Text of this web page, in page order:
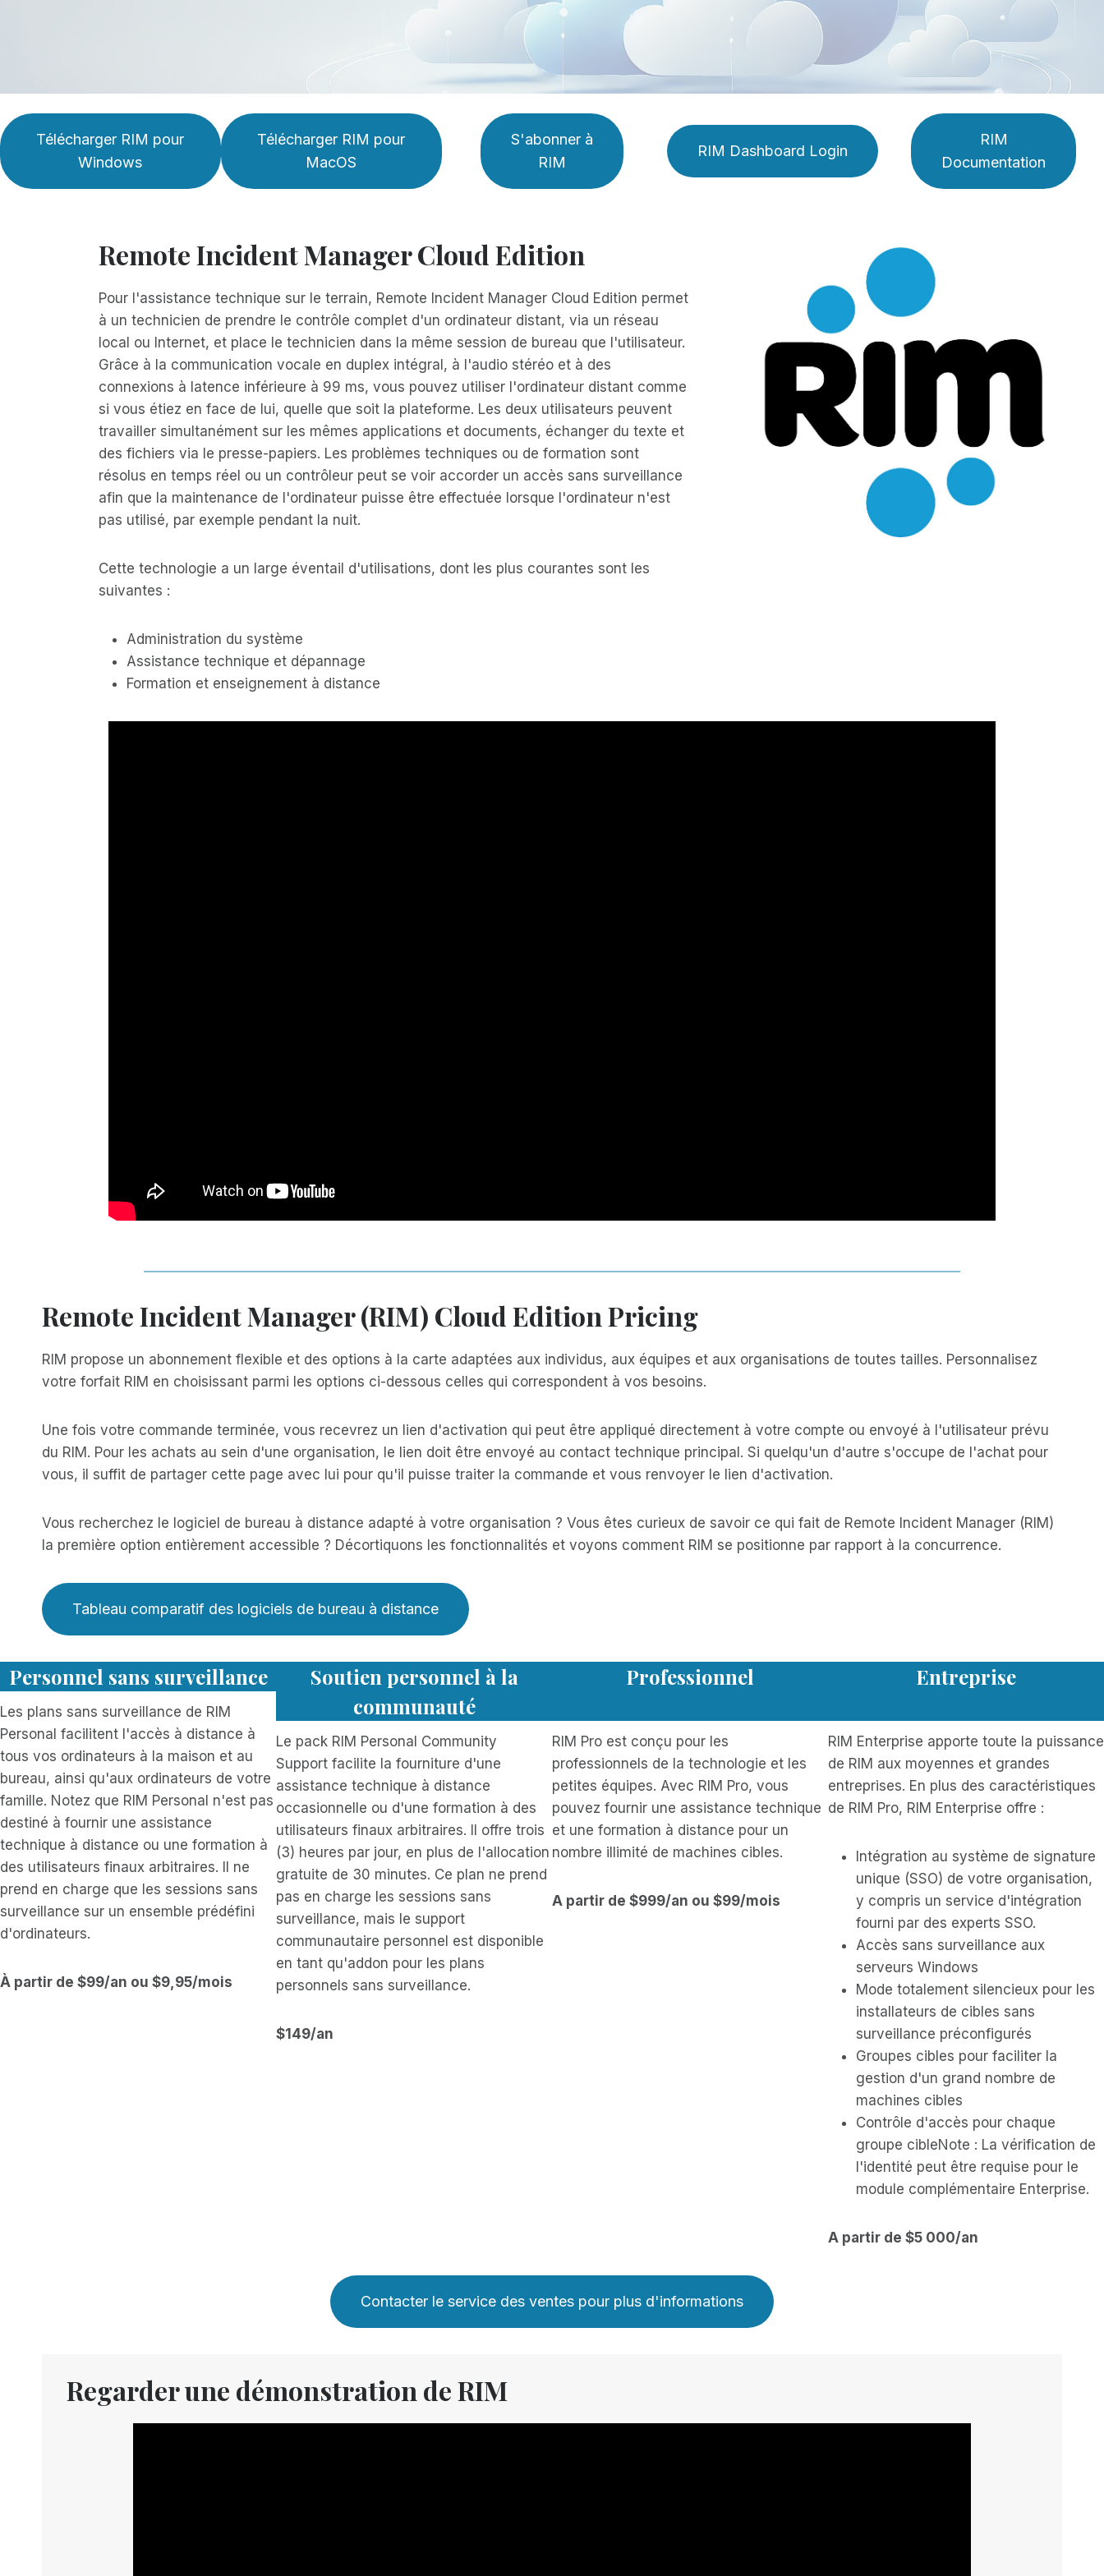
Télécharger RIM pour
Windows
Télécharger RIM pour
MacOS
S'abonner à
RIM
RIM Dashboard Login
RIM
Documentation
Remote Incident Manager Cloud Edition
Pour l'assistance technique sur le terrain, Remote Incident Manager Cloud Edition permet
à un technicien de prendre le contrôle complet d'un ordinateur distant, via un réseau
local ou Internet, et place le technicien dans la même session de bureau que l'utilisateur.
Grâce à la communication vocale en duplex intégral, à l'audio stéréo et à des
connexions à latence inférieure à 99 ms, vous pouvez utiliser l'ordinateur distant comme
si vous étiez en face de lui, quelle que soit la plateforme. Les deux utilisateurs peuvent
travailler simultanément sur les mêmes applications et documents, échanger du texte et
des fichiers via le presse-papiers. Les problèmes techniques ou de formation sont
résolus en temps réel ou un contrôleur peut se voir accorder un accès sans surveillance
afin que la maintenance de l'ordinateur puisse être effectuée lorsque l'ordinateur n'est
pas utilisé, par exemple pendant la nuit.
Cette technologie a un large éventail d'utilisations, dont les plus courantes sont les
suivantes :
Administration du système
Assistance technique et dépannage
Formation et enseignement à distance
Remote Incident Manager (RIM) Cloud Edition Pricing
RIM propose un abonnement flexible et des options à la carte adaptées aux individus, aux équipes et aux organisations de toutes tailles. Personnalisez
votre forfait RIM en choisissant parmi les options ci-dessous celles qui correspondent à vos besoins.
Une fois votre commande terminée, vous recevrez un lien d'activation qui peut être appliqué directement à votre compte ou envoyé à l'utilisateur prévu
du RIM. Pour les achats au sein d'une organisation, le lien doit être envoyé au contact technique principal. Si quelqu'un d'autre s'occupe de l'achat pour
vous, il suffit de partager cette page avec lui pour qu'il puisse traiter la commande et vous renvoyer le lien d'activation.
Vous recherchez le logiciel de bureau à distance adapté à votre organisation ? Vous êtes curieux de savoir ce qui fait de Remote Incident Manager (RIM)
la première option entièrement accessible ? Décortiquons les fonctionnalités et voyons comment RIM se positionne par rapport à la concurrence.
Tableau comparatif des logiciels de bureau à distance
Personnel sans surveillance
Les plans sans surveillance de RIM
Personal facilitent l'accès à distance à
tous vos ordinateurs à la maison et au
bureau, ainsi qu'aux ordinateurs de votre
famille. Notez que RIM Personal n'est pas
destiné à fournir une assistance
technique à distance ou une formation à
des utilisateurs finaux arbitraires. Il ne
prend en charge que les sessions sans
surveillance sur un ensemble prédéfini
d'ordinateurs.
À partir de $99/an ou $9,95/mois
Soutien personnel à la
communauté
Le pack RIM Personal Community
Support facilite la fourniture d'une
assistance technique à distance
occasionnelle ou d'une formation à des
utilisateurs finaux arbitraires. Il offre trois
(3) heures par jour, en plus de l'allocation
gratuite de 30 minutes. Ce plan ne prend
pas en charge les sessions sans
surveillance, mais le support
communautaire personnel est disponible
en tant qu'addon pour les plans
personnels sans surveillance.
$149/an
Professionnel
RIM Pro est conçu pour les
professionnels de la technologie et les
petites équipes. Avec RIM Pro, vous
pouvez fournir une assistance technique
et une formation à distance pour un
nombre illimité de machines cibles.
A partir de $999/an ou $99/mois
Entreprise
RIM Enterprise apporte toute la puissance
de RIM aux moyennes et grandes
entreprises. En plus des caractéristiques
de RIM Pro, RIM Enterprise offre :
Intégration au système de signature
unique (SSO) de votre organisation,
y compris un service d'intégration
fourni par des experts SSO.
Accès sans surveillance aux
serveurs Windows
Mode totalement silencieux pour les
installateurs de cibles sans
surveillance préconfigurés
Groupes cibles pour faciliter la
gestion d'un grand nombre de
machines cibles
Contrôle d'accès pour chaque
groupe cibleNote : La vérification de
l'identité peut être requise pour le
module complémentaire Enterprise.
A partir de $5 000/an
Contacter le service des ventes pour plus d'informations
Regarder une démonstration de RIM